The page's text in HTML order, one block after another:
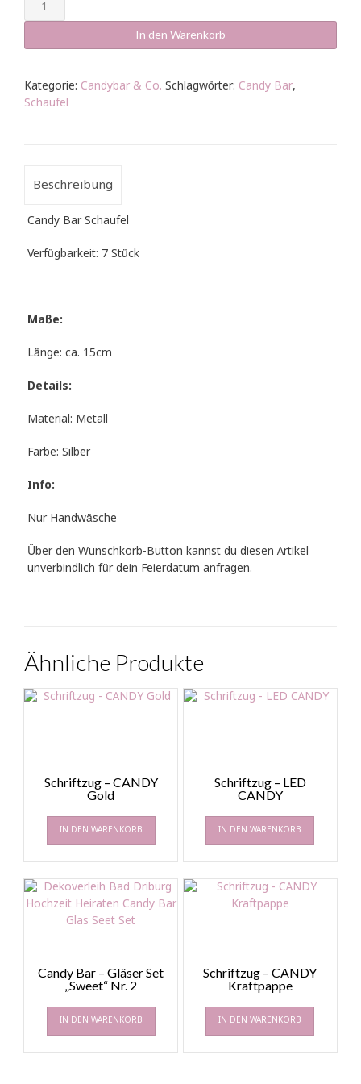
Bar
Schaufel
Menge
In den Warenkorb
Kategorie: Candybar & Co. Schlagwörter: Candy Bar,
Schaufel
Beschreibung
Candy Bar Schaufel
Verfügbarkeit: 7 Stück
Maße:
Länge: ca. 15cm
Details:
Material: Metall
Farbe: Silber
Info:
Nur Handwäsche
Über den Wunschkorb-Button kannst du diesen Artikel
unverbindlich für dein Feierdatum anfragen.
Ähnliche Produkte
Schriftzug – CANDY
Gold
IN DEN WARENKORB
Schriftzug – LED
CANDY
IN DEN WARENKORB
Candy Bar – Gläser Set
„Sweet“ Nr. 2
IN DEN WARENKORB
Schriftzug – CANDY
Kraftpappe
IN DEN WARENKORB